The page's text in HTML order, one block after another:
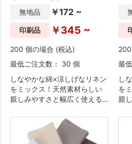
無地品 ￥172 ~
印刷品 ￥345 ~
200 個の場合 (税込)
最低ご注文数： 30 個
しなやかな綿×涼しげなリネン
をミックス！天然素材らしい
親しみやすさと幅広く使える
用頻度の高いアイテムは名入
れによるプロモーション効果
の期待大。巾着シリーズは豊
最
し
を
親
用
れ
の